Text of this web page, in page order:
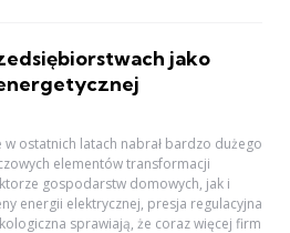
jako
ostatnich latach nabrał bardzo dużego
elementów transformacji
gospodarstw domowych, jak i
energii elektrycznej, presja regulacyjna
sprawiają, że coraz więcej firm